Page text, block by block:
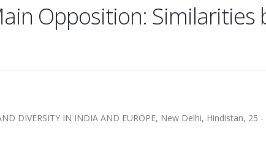
Opposition: Similarities
DIVERSITY IN INDIA AND EUROPE, New Delhi, Hindistan, 25